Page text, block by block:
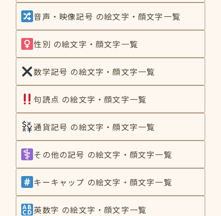
音声・映像記号 の絵文字・顔文字一覧
性別 の絵文字・顔文字一覧
数学記号 の絵文字・顔文字一覧
句読点 の絵文字・顔文字一覧
通貨記号 の絵文字・顔文字一覧
その他の記号 の絵文字・顔文字一覧
キーキャップ の絵文字・顔文字一覧
英数字 の絵文字・顔文字一覧